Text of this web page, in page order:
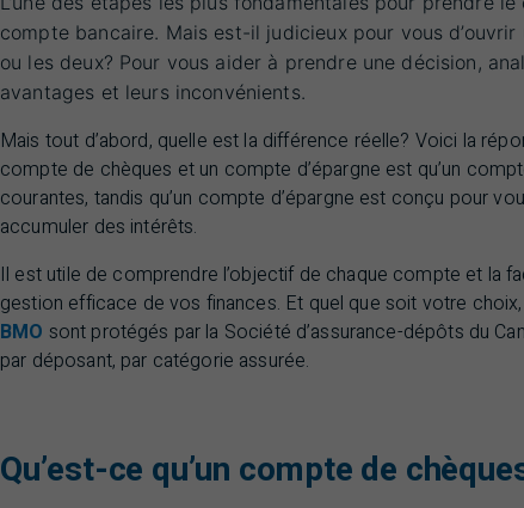
compte bancaire. Mais est-il judicieux pour vous
ou les deux? Pour vous aider à prendre une décision,
avantages et leurs inconvénients.
Mais tout d’abord, quelle est la différence réelle? Voici la
compte de chèques et un compte d’épargne est qu’un
courantes, tandis qu’un compte d’épargne est conçu pour
accumuler des intérêts.
Il est utile de comprendre l’objectif de chaque compte et la
gestion efficace de vos finances. Et quel que soit votre choix,
BMO sont protégés par la Société d’assurance-dépôts du
par déposant, par catégorie assurée.
Qu’est-ce qu’un compte de